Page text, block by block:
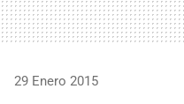
29 Enero 2015